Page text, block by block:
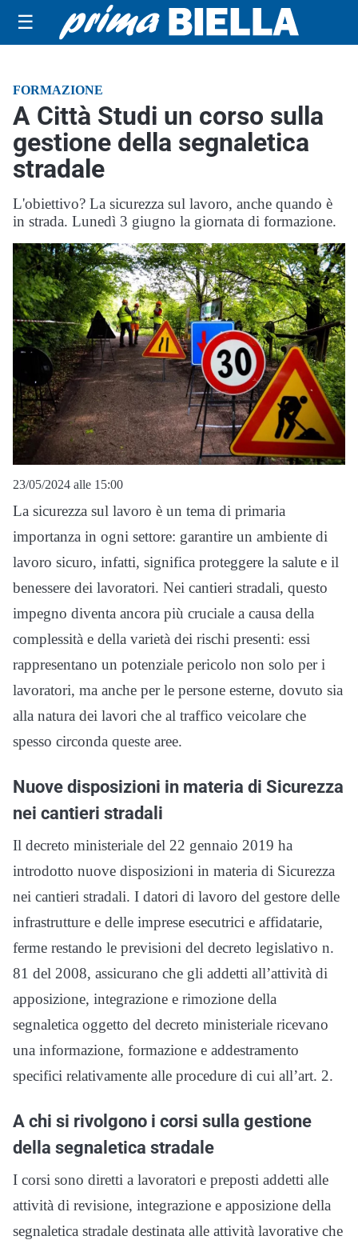
☰
FORMAZIONE
A Città Studi un corso sulla
gestione della segnaletica
stradale
L'obiettivo? La sicurezza sul lavoro, anche quando è
in strada. Lunedì 3 giugno la giornata di formazione.
23/05/2024 alle 15:00
La sicurezza sul lavoro è un tema di primaria
importanza in ogni settore: garantire un ambiente di
lavoro sicuro, infatti, significa proteggere la salute e il
benessere dei lavoratori. Nei cantieri stradali, questo
impegno diventa ancora più cruciale a causa della
complessità e della varietà dei rischi presenti: essi
rappresentano un potenziale pericolo non solo per i
lavoratori, ma anche per le persone esterne, dovuto sia
alla natura dei lavori che al traffico veicolare che
spesso circonda queste aree.
Nuove disposizioni in materia di Sicurezza
nei cantieri stradali
Il decreto ministeriale del 22 gennaio 2019 ha
introdotto nuove disposizioni in materia di Sicurezza
nei cantieri stradali. I datori di lavoro del gestore delle
infrastrutture e delle imprese esecutrici e affidatarie,
ferme restando le previsioni del decreto legislativo n.
81 del 2008, assicurano che gli addetti all’attività di
apposizione, integrazione e rimozione della
segnaletica oggetto del decreto ministeriale ricevano
una informazione, formazione e addestramento
specifici relativamente alle procedure di cui all’art. 2.
A chi si rivolgono i corsi sulla gestione
della segnaletica stradale
I corsi sono diretti a lavoratori e preposti addetti alle
attività di revisione, integrazione e apposizione della
segnaletica stradale destinata alle attività lavorative che